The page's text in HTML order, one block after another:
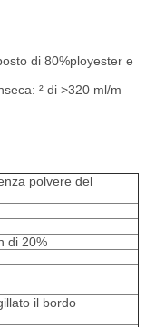
di 80%ployester e
² di >320 ml/m
polvere del
di 20%
il bordo